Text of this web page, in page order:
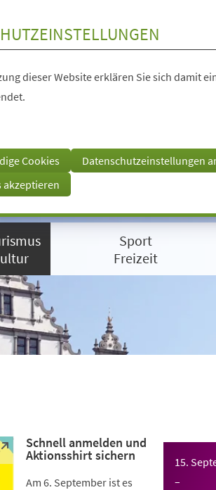
dieser Website erklären Sie sich damit
Cookies
Datenschutzeinstellungen
akzeptieren
Sport
Freizeit
15.
–
Schnell anmelden und
Aktionsshirt sichern
Am 6. September ist es